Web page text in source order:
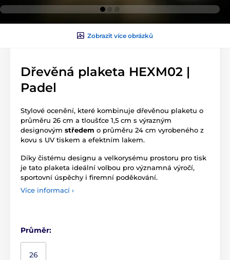
Zobrazit více obrázků
Dřevěná plaketa HEXM02 |
Padel
Stylové ocenění, které kombinuje dřevěnou plaketu o
průměru 26 cm a tloušťce 1,5 cm s výrazným
designovým středem o průměru 24 cm vyrobeného z
kovu s UV tiskem a efektním lakem.
Díky čistému designu a velkorysému prostoru pro tisk
je tato plaketa ideální volbou pro významná výročí,
sportovní úspěchy i firemní poděkování.
Více informací ›
Průměr:
26